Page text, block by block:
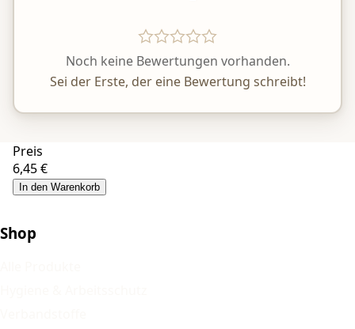
Noch keine Bewertungen vorhanden.
Sei der Erste, der eine Bewertung schreibt!
Preis
6,45 €
In den Warenkorb
Shop